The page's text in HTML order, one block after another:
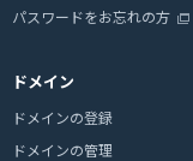
パスワードをお忘れの方
ドメイン
ドメインの登録
ドメインの管理